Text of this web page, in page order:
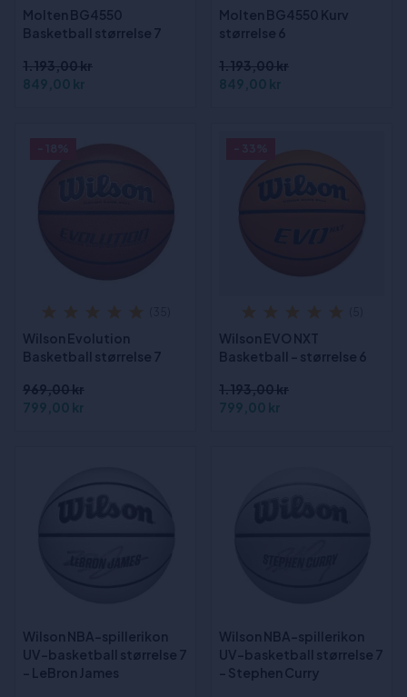
Molten BG4550
Basketball størrelse 7
1.193,00 kr
849,00 kr
Molten BG4550 Kurv
størrelse 6
1.193,00 kr
849,00 kr
Wilson Evolution
Basketball størrelse 7
969,00 kr
799,00 kr
Wilson EVO NXT
Basketball - størrelse 6
1.193,00 kr
799,00 kr
Wilson NBA-spillerikon
UV-basketball størrelse 7
- LeBron James
Wilson NBA-spillerikon
UV-basketball størrelse 7
- Stephen Curry